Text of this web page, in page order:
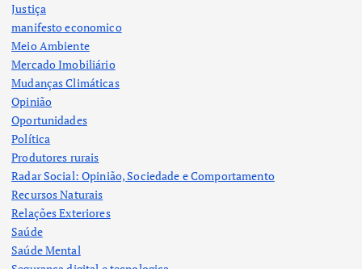
Justiça
manifesto economico
Meio Ambiente
Mercado Imobiliário
Mudanças Climáticas
Opinião
Oportunidades
Política
Produtores rurais
Radar Social: Opinião, Sociedade e Comportamento
Recursos Naturais
Relações Exteriores
Saúde
Saúde Mental